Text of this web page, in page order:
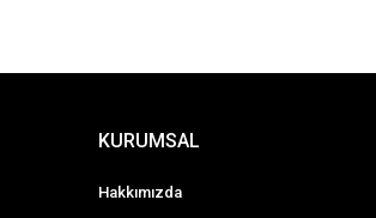
KURUMSAL
Hakkımızda